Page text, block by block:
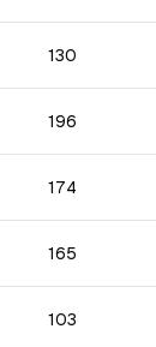
130
196
174
165
103